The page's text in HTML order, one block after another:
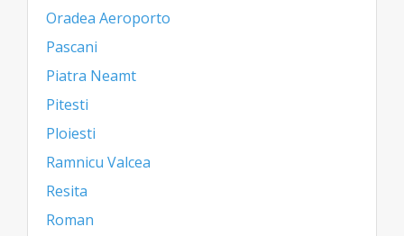
Oradea Aeroporto
Pascani
Piatra Neamt
Pitesti
Ploiesti
Ramnicu Valcea
Resita
Roman